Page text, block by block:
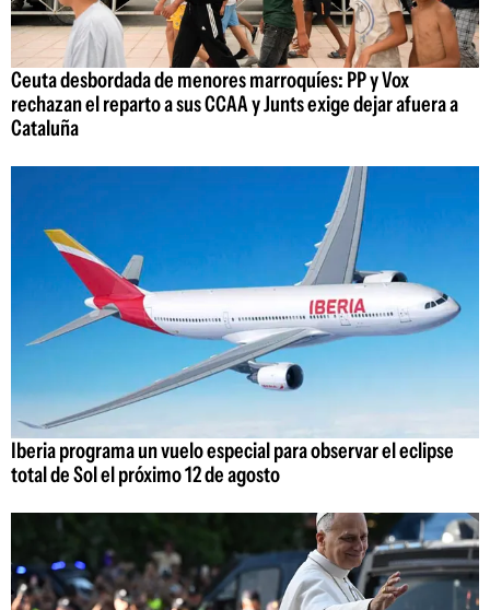
Ceuta desbordada de menores marroquíes: PP y Vox
rechazan el reparto a sus CCAA y Junts exige dejar afuera a
Cataluña
Iberia programa un vuelo especial para observar el eclipse
total de Sol el próximo 12 de agosto